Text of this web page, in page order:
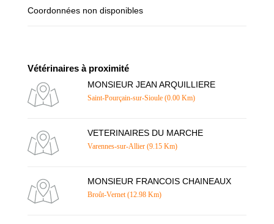
Coordonnées non disponibles
Vétérinaires à proximité
MONSIEUR JEAN ARQUILLIERE
Saint-Pourçain-sur-Sioule (0.00 Km)
VETERINAIRES DU MARCHE
Varennes-sur-Allier (9.15 Km)
MONSIEUR FRANCOIS CHAINEAUX
Broût-Vernet (12.98 Km)